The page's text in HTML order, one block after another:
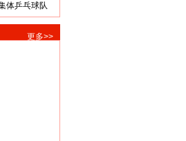
体乒乓球队
更多>>